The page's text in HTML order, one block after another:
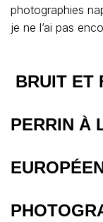
photographies
je ne l’ai pas
BRUIT ET
PERRIN À